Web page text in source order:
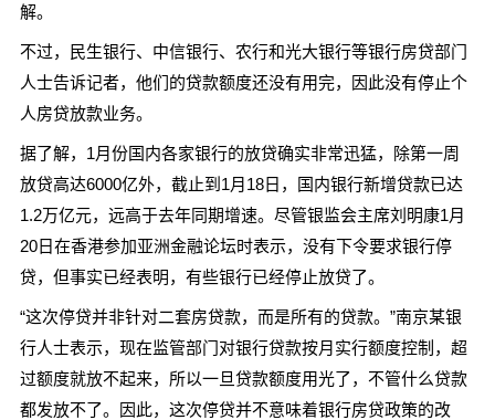
解。
不过，民生银行、中信银行、农行和光大银行等银行房贷部门
人士告诉记者，他们的贷款额度还没有用完，因此没有停止个
人房贷放款业务。
据了解，1月份国内各家银行的放贷确实非常迅猛，除第一周
放贷高达6000亿外，截止到1月18日，国内银行新增贷款已达
1.2万亿元，远高于去年同期增速。尽管银监会主席刘明康1月
20日在香港参加亚洲金融论坛时表示，没有下令要求银行停
贷，但事实已经表明，有些银行已经停止放贷了。
“这次停贷并非针对二套房贷款，而是所有的贷款。”南京某银
行人士表示，现在监管部门对银行贷款按月实行额度控制，超
过额度就放不起来，所以一旦贷款额度用光了，不管什么贷款
都发放不了。因此，这次停贷并不意味着银行房贷政策的改